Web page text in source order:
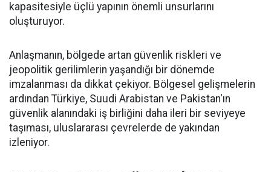
kapasitesiyle üçlü yapının önemli unsurlarını
oluşturuyor.
Anlaşmanın, bölgede artan güvenlik riskleri ve
jeopolitik gerilimlerin yaşandığı bir dönemde
imzalanması da dikkat çekiyor. Bölgesel gelişmelerin
ardından Türkiye, Suudi Arabistan ve Pakistan'ın
güvenlik alanındaki iş birliğini daha ileri bir seviyeye
taşıması, uluslararası çevrelerde de yakından
izleniyor.